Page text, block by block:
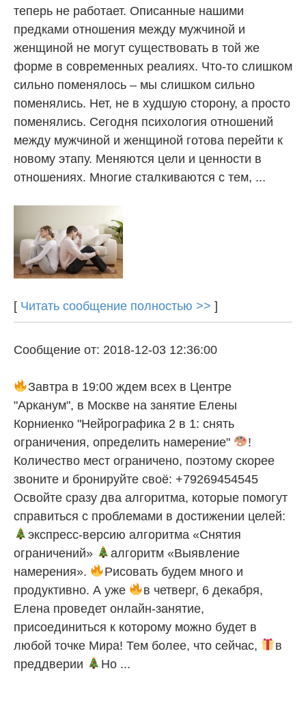
теперь не работает. Описанные нашими
предками отношения между мужчиной и
женщиной не могут существовать в той же
форме в современных реалиях. Что-то слишком
сильно поменялось – мы слишком сильно
поменялись. Нет, не в худшую сторону, а просто
поменялись. Сегодня психология отношений
между мужчиной и женщиной готова перейти к
новому этапу. Меняются цели и ценности в
отношениях. Многие сталкиваются с тем, ...
[ Читать сообщение полностью >> ]
Сообщение от: 2018-12-03 12:36:00
Завтра в 19:00 ждем всех в Центре
"Арканум", в Москве на занятие Елены
Корниенко "Нейрографика 2 в 1: снять
ограничения, определить намерение"
!
Количество мест ограничено, поэтому скорее
звоните и бронируйте своё: +79269454545
Освойте сразу два алгоритма, которые помогут
справиться с проблемами в достижении целей:
экспресс-версию алгоритма «Снятия
ограничений»
алгоритм «Выявление
намерения».
Рисовать будем много и
продуктивно. А уже
в четверг, 6 декабря,
Елена проведет онлайн-занятие,
присоединиться к которому можно будет в
любой точке Мира! Тем более, что сейчас,
в
преддверии
Но ...